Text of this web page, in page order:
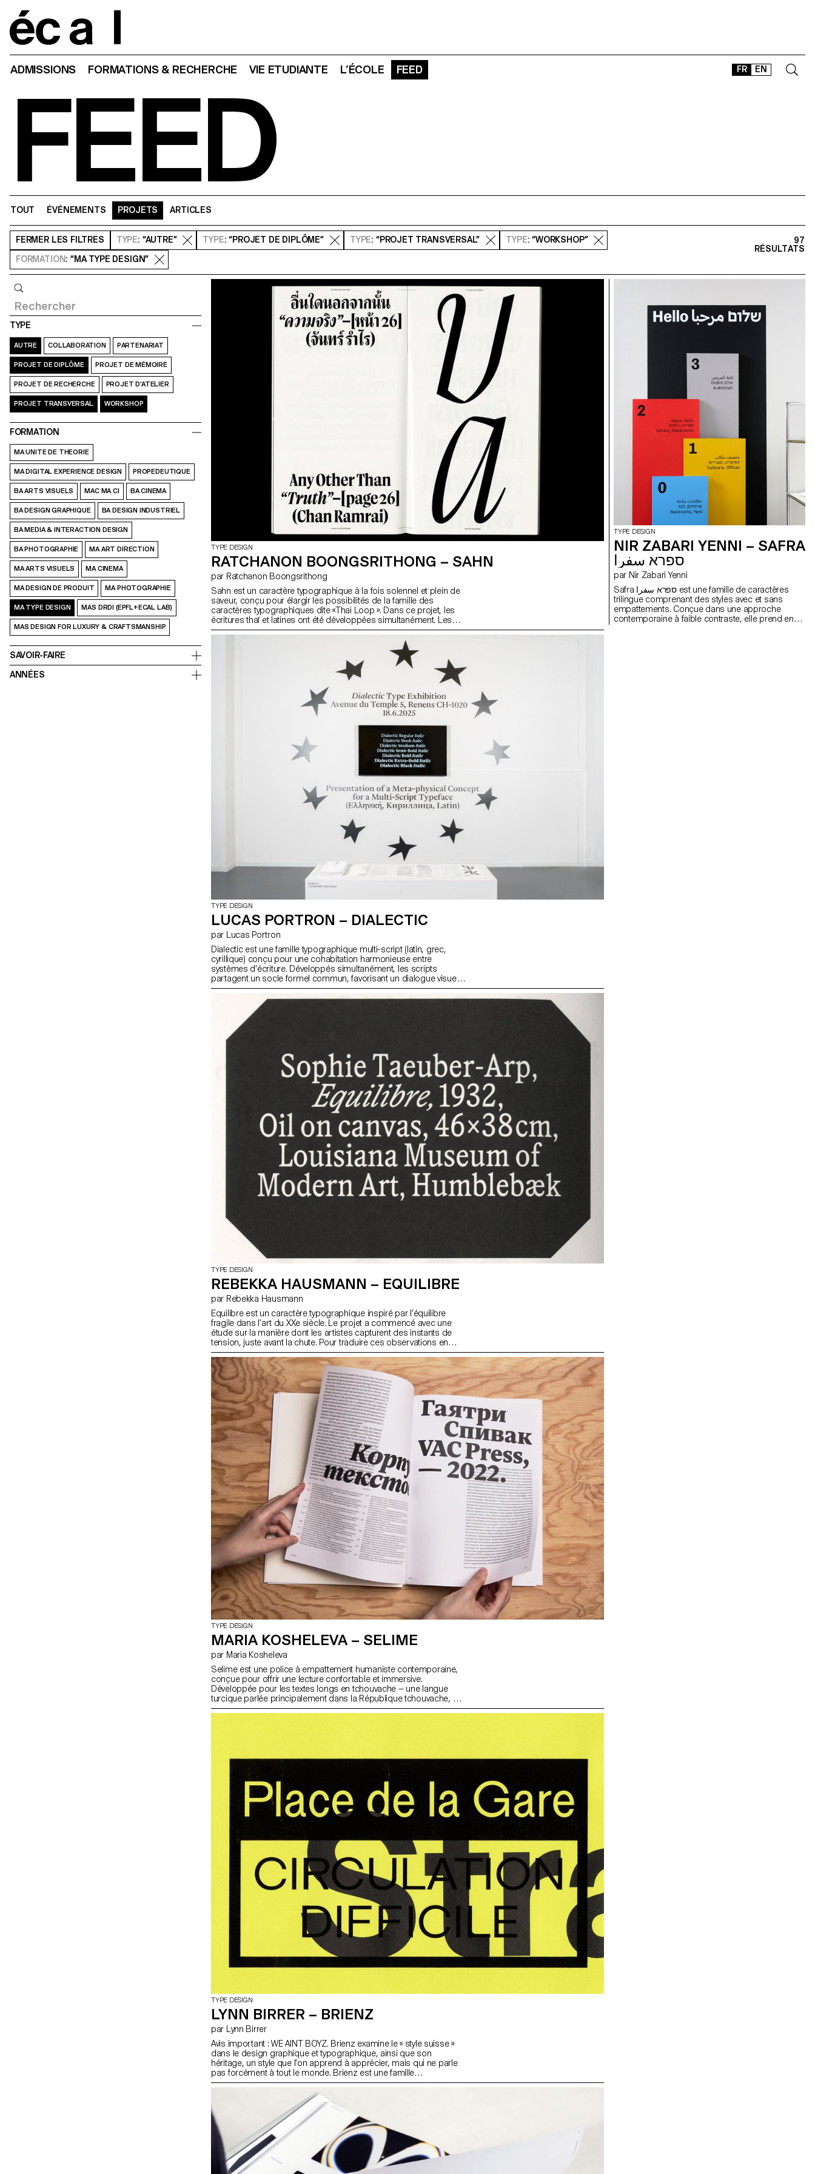
FR EN
ADMISSIONS FORMATIONS & RECHERCHE VIE ETUDIANTE L’ÉCOLE FEED
FEED
TOUT ÉVÉNEMENTS PROJETS ARTICLES
FERMER LES FILTRES TYPE: “AUTRE” TYPE: “PROJET DE DIPLÔME” TYPE: “PROJET TRANSVERSAL” TYPE: “WORKSHOP”
FORMATION: “MA TYPE DESIGN”
97
RÉSULTATS
TYPE
AUTRE COLLABORATION PARTENARIAT
PROJET DE DIPLÔME PROJET DE MÉMOIRE
PROJET DE RECHERCHE PROJET D’ATELIER
PROJET TRANSVERSAL WORKSHOP
FORMATION
MA UNITE DE THEORIE
MA DIGITAL EXPERIENCE DESIGN PROPEDEUTIQUE
BA ARTS VISUELS MAC MA CI BA CINEMA
BA DESIGN GRAPHIQUE BA DESIGN INDUSTRIEL
BA MEDIA & INTERACTION DESIGN
BA PHOTOGRAPHIE MA ART DIRECTION
MA ARTS VISUELS MA CINEMA
MA DESIGN DE PRODUIT MA PHOTOGRAPHIE
MA TYPE DESIGN MAS DRDI (EPFL+ECAL LAB)
MAS DESIGN FOR LUXURY & CRAFTSMANSHIP
SAVOIR-FAIRE
ANNÉES
TYPE DESIGN
RATCHANON BOONGSRITHONG – SAHN
par Ratchanon Boongsrithong
Sahn est un caractère typographique à la fois solennel et plein de
saveur, conçu pour élargir les possibilités de la famille des
caractères typographiques dite «Thai Loop ». Dans ce projet, les
écritures thaï et latines ont été développées simultanément. Les
caractéristiques de l’une peuvent influencer et s’intégrer à l’autre,
créant ainsi un langage visuel cohérent. Bien que l’écriture thaïe
semble très différente de l’alphabet latin, les deux partagent un
répertoire de formes similaires; disjointes, elles cherchent
toutefois des moments de connexion. Sahn vise à encourager un
dialogue entre ces deux écritures en mettant en valeur leurs
caractéristiques communes, leur ton et leur texture, tout en
respectant leurs différences culturelles uniques.
TYPE DESIGN
NIR ZABARI YENNI – SAFRA
ספרא سفرا
par Nir Zabari Yenni
Safra ספרא سفرا est une famille de caractères
trilingue comprenant des styles avec et sans
empattements. Conçue dans une approche
contemporaine à faible contraste, elle prend en
TYPE DESIGN
LUCAS PORTRON – DIALECTIC
par Lucas Portron
Dialectic est une famille typographique multi-script (latin, grec,
cyrillique) conçu pour une cohabitation harmonieuse entre
systèmes d’écriture. Développés simultanément, les scripts
partagent un socle formel commun, favorisant un dialogue visuel
respectueux de leurs singularités. Composée de sept graisses
avec italiques, la famille reflète une tension entre perturbation
visuelle maîtrisée (au sein du dessin même) et texture textuelle
cohérente (gris typographique), interrogeant des normes de
lisibilité établies depuis plus de quatre siècles. Ces subtiles
perturbations, viennent interroger nos habitudes de lecture,
repenser notre rapport au texte.
TYPE DESIGN
REBEKKA HAUSMANN – EQUILIBRE
par Rebekka Hausmann
Equilibre est un caractère typographique inspiré par l’équilibre
fragile dans l’art du XXe siècle. Le projet a commencé avec une
étude sur la manière dont les artistes capturent des instants de
tension, juste avant la chute. Pour traduire ces observations en
type design, huit approches ont été exploré, incluant des contre-
formes contradictoires, des formes extrêmes et une instabilité
matérielle. La version finale adopte une approche plus subtile :
tension verticale, proportions condensées et courbes tendues.
L’inclinaison marquée de l’italique accentue encore l’impression
d’instabilité. Equilibre n’est pas un contenant neutre, mais une voix
forte grâce à la friction entre romain et italique.
TYPE DESIGN
MARIA KOSHELEVA – SELIME
par Maria Kosheleva
Selime est une police à empattement humaniste contemporaine,
conçue pour offrir une lecture confortable et immersive.
Développée pour les textes longs en tchouvache — une langue
turcique parlée principalement dans la République tchouvache, en
Russie — elle allie ancrage culturel et grande polyvalence dans les
cinq graisses, accompagnées de leurs italiques, offrant une
grande souplesse pour les usages éditoriaux, littéraires,
principalement dans un contexte multilingues.
TYPE DESIGN
LYNN BIRRER – BRIENZ
par Lynn Birrer
Avis important : WE AINT BOYZ. Brienz examine le « style suisse »
dans le design graphique et typographique, ainsi que son
héritage, un style que l’on apprend à apprécier, mais qui ne parle
pas forcément à tout le monde. Brienz est une famille
typographique composée de quatre styles, allant de Buch à Kursiv,
et de Schmal à Schmalfett. Un caractère typographique plus
humain, vernaculaire, ancré dans un autre ensemble de valeurs. À
l’image de la culture mash-up dans la musique, cette police de
caractère mélange des influences contrastées pour créer quelque
chose de familier mais nouveau, réactif, vivant, avec sa propre voix.
Construction, déconstruction, puis reconstruction. Des bisous de
Brienz. Type beat !